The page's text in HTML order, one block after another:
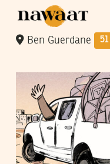
Ben Guerdane 51